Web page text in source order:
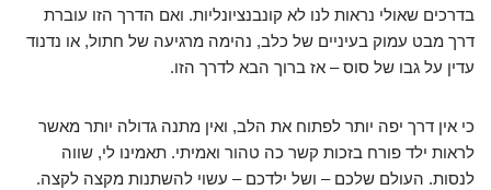
בדרכים שאולי נראות לנו לא קונבנציונליות. ואם הדרך הזו עוברת
דרך מבט עמוק בעיניים של כלב, נהימה מרגיעה של חתול, או נדנוד
עדין על גבו של סוס – אז ברוך הבא לדרך הזו.
כי אין דרך יפה יותר לפתוח את הלב, ואין מתנה גדולה יותר מאשר
לראות ילד פורח בזכות קשר כה טהור ואמיתי. תאמינו לי, שווה
לנסות. העולם שלכם – ושל ילדכם – עשוי להשתנות מקצה לקצה.